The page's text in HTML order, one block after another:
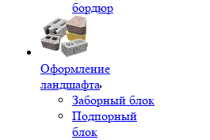
бордюр
Оформление
ландшафта
Заборный блок
Подпорный
блок